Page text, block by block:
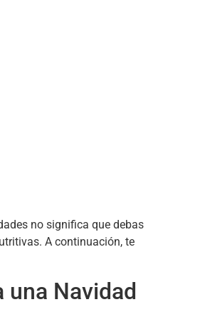
no significa que debas
A continuación, te
Navidad